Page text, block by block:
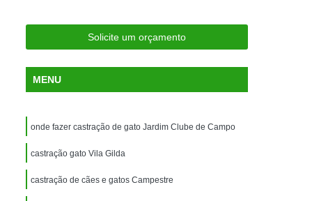
para Silvestres
para Animais Silvestres
Consulta para Animais Silvestres
Santo André
Veterinária para Animais Silvestres
Exame de Eletrocardiograma Veterinário
Solicite um orçamento
MENU
onde fazer castração de gato Jardim Clube de Campo
castração gato Vila Gilda
castração de cães e gatos Campestre